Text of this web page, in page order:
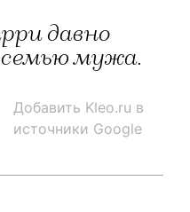
давно
мужа.
Добавить Kleo.ru в
источники Google